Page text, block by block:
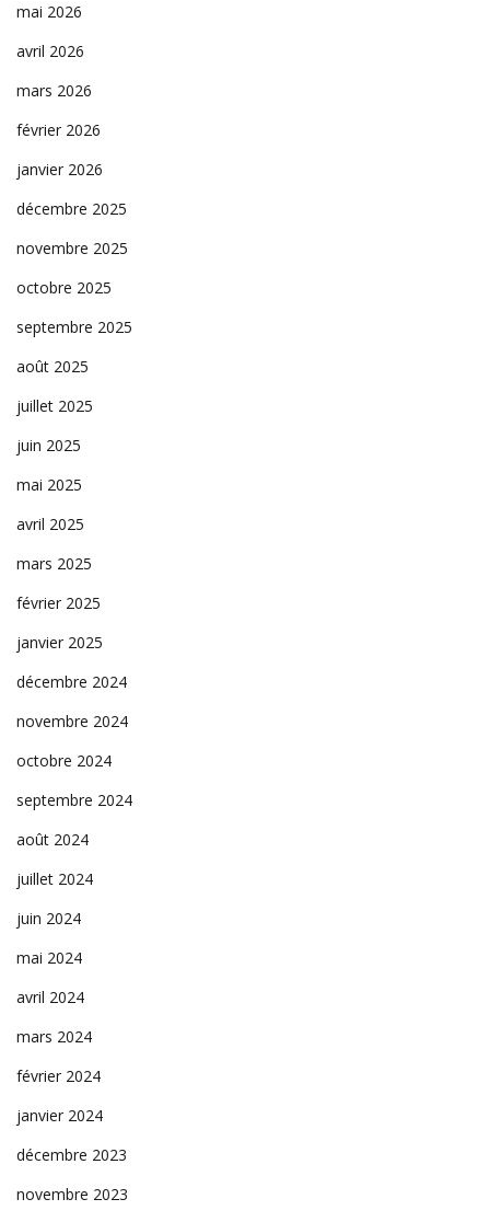
mai 2026
avril 2026
mars 2026
février 2026
janvier 2026
décembre 2025
novembre 2025
octobre 2025
septembre 2025
août 2025
juillet 2025
juin 2025
mai 2025
avril 2025
mars 2025
février 2025
janvier 2025
décembre 2024
novembre 2024
octobre 2024
septembre 2024
août 2024
juillet 2024
juin 2024
mai 2024
avril 2024
mars 2024
février 2024
janvier 2024
décembre 2023
novembre 2023